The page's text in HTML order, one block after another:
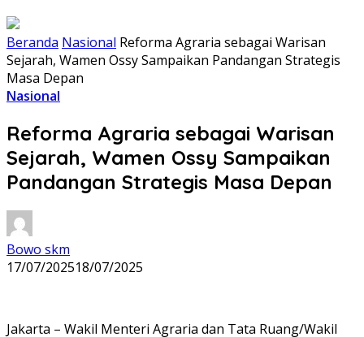
Beranda Nasional Reforma Agraria sebagai Warisan
Sejarah, Wamen Ossy Sampaikan Pandangan Strategis
Masa Depan
Nasional
Reforma Agraria sebagai Warisan
Sejarah, Wamen Ossy Sampaikan
Pandangan Strategis Masa Depan
Bowo skm
17/07/202518/07/2025
Jakarta – Wakil Menteri Agraria dan Tata Ruang/Wakil